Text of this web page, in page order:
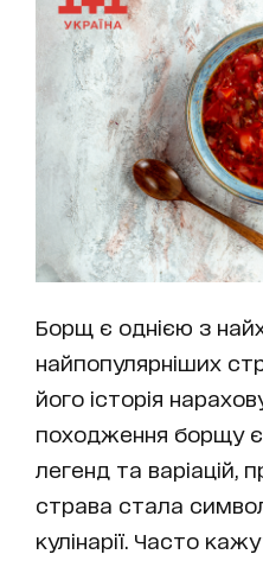
Борщ є однією з
найпопулярніших
його історія
походження борщу
легенд та варіацій,
страва стала
кулінарії. Часто